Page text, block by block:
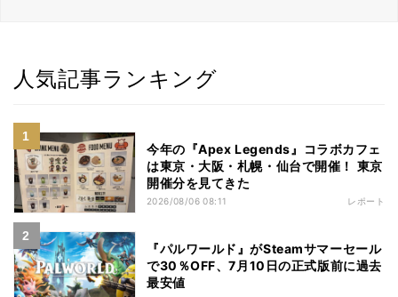
人気記事ランキング
今年の『Apex Legends』コラボカフェ
は東京・大阪・札幌・仙台で開催！ 東京
開催分を見てきた
2026/08/06 08:11 レポート
『パルワールド』がSteamサマーセール
で30％OFF、7月10日の正式版前に過去
最安値